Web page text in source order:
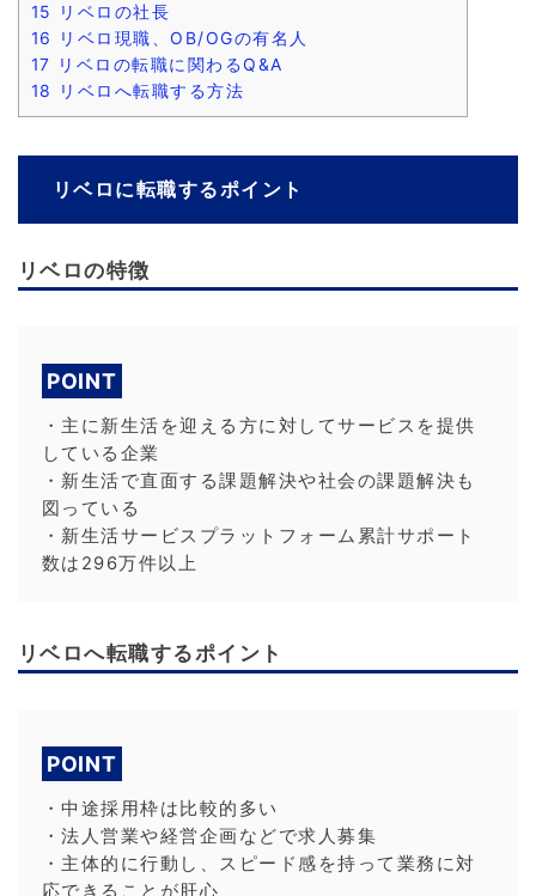
15
リベロの社長
16
リベロ現職、OB/OGの有名人
17 リベロの転職に関わるQ&A
18
リベロへ転職する方法
リベロに転職するポイント
リベロの特徴
POINT
・主に新生活を迎える方に対してサービスを提供
している企業
・新生活で直面する課題解決や社会の課題解決も
図っている
・新生活サービスプラットフォーム累計サポート
数は296万件以上
リベロへ転職するポイント
POINT
・中途採用枠は比較的多い
・法人営業や経営企画などで求人募集
・主体的に行動し、スピード感を持って業務に対
応できることが肝心